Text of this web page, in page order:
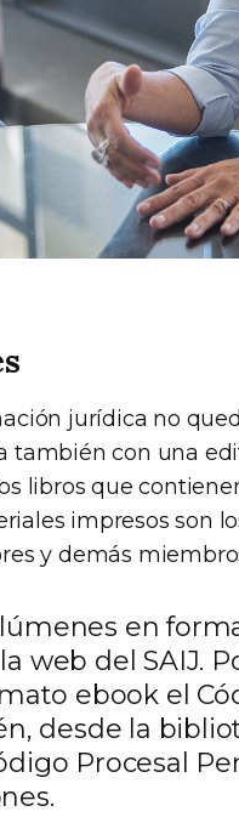
jurídica no
también con una
libros que
impresos son
y demás
en
web del SAIJ.
ebook el
desde la
Procesal